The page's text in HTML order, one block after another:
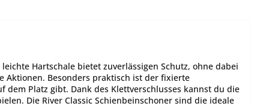
Hartschale bietet zuverlässigen Schutz, ohne dabei
Aktionen. Besonders praktisch ist der fixierte
Platz gibt. Dank des Klettverschlusses kannst du die
Die River Classic Schienbeinschoner sind die ideale